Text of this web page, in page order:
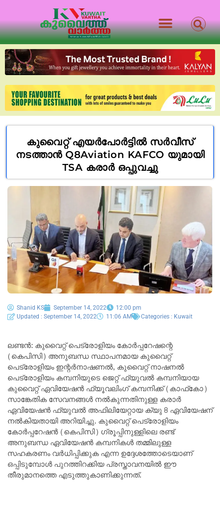
കുവൈറ്റ് എയർപോർട്ടിൽ സർവീസ്
നടത്താൻ Q8Aviation KAFCO യുമായി
TSA കരാർ ഒപ്പുവച്ചു
Shanid KS September 14, 2022
12:00 pm
Updated : September 14, 2022
11:06 AM Categories : Kuwait
ലണ്ടൻ: കുവൈറ്റ് പെട്രോളിയം കോർപ്പറേഷന്റെ
(കെപിസി) അനുബന്ധ സ്ഥാപനമായ കുവൈറ്റ്
പെട്രോളിയം ഇന്റർനാഷണൽ, കുവൈറ്റ് നാഷനൽ
പെട്രോളിയം കമ്പനിയുടെ ജെറ്റ് ഫ്യുവൽ കമ്പനിയായ
കുവൈറ്റ് ഏവിയേഷൻ ഫ്യൂവലിംഗ് കമ്പനിക്ക് (കാഫ്‌കോ)
സാങ്കേതിക സേവനങ്ങൾ നൽകുന്നതിനുള്ള കരാർ
ഏവിയേഷൻ ഫ്യുവൽ അഫിലിയേറ്റായ ക്യു 8 ഏവിയേഷന്
നൽകിയതായി അറിയിച്ചു. കുവൈറ്റ് പെട്രോളിയം
കോർപ്പറേഷൻ (കെപിസി) ഗ്രൂപ്പിനുള്ളിലെ രണ്ട്
അനുബന്ധ ഏവിയേഷൻ കമ്പനികൾ തമ്മിലുള്ള
സഹകരണം വർധിപ്പിക്കുക എന്ന ഉദ്ദേശത്തോടെയാണ്
ഒപ്പിടുമ്പോൾ പുറത്തിറക്കിയ പ്രസ്താവനയിൽ ഈ
തീരുമാനത്തെ എടുത്തുകാണിക്കുന്നത്.